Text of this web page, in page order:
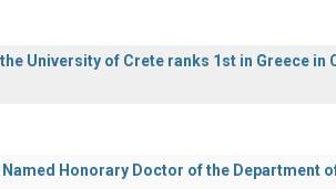
University of Crete ranks 1st in Greece in
Named Honorary Doctor of the